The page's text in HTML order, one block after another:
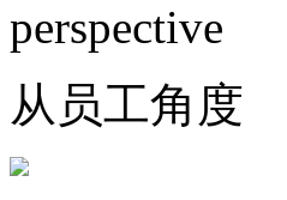
perspective
从员工角度